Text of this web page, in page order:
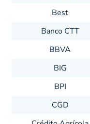
Best
Banco CTT
BBVA
BIG
BPI
CGD